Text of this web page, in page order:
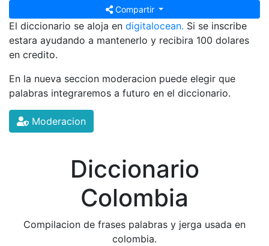
Compartir
El diccionario se aloja en digitalocean. Si se inscribe
estara ayudando a mantenerlo y recibira 100 dolares
en credito.
En la nueva seccion moderacion puede elegir que
palabras integraremos a futuro en el diccionario.
Moderacion
Diccionario
Colombia
Compilacion de frases palabras y jerga usada en
colombia.